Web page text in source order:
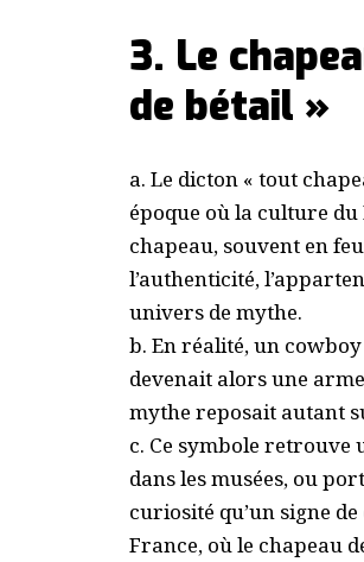
3. Le
de bétail »
a. Le dicton « tout
époque où la culture
chapeau, souvent en
l’authenticité,
univers de mythe.
b. En réalité, un
devenait alors une
mythe reposait autant
c. Ce symbole retrouve
dans les musées, ou
curiosité qu’un signe
France, où le chapeau